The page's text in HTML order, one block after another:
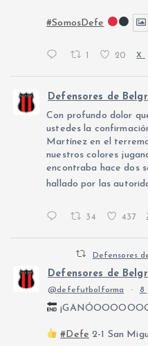
#SomosDefe
20 X
Defensores de
Con profundo dolor
ustedes la
Martínez en el
nuestros colores
encontraba hace dos
hallado por las
34 437
Defensores
Defensores de
@defefutbolforma · 8
#Defe 2-1 San